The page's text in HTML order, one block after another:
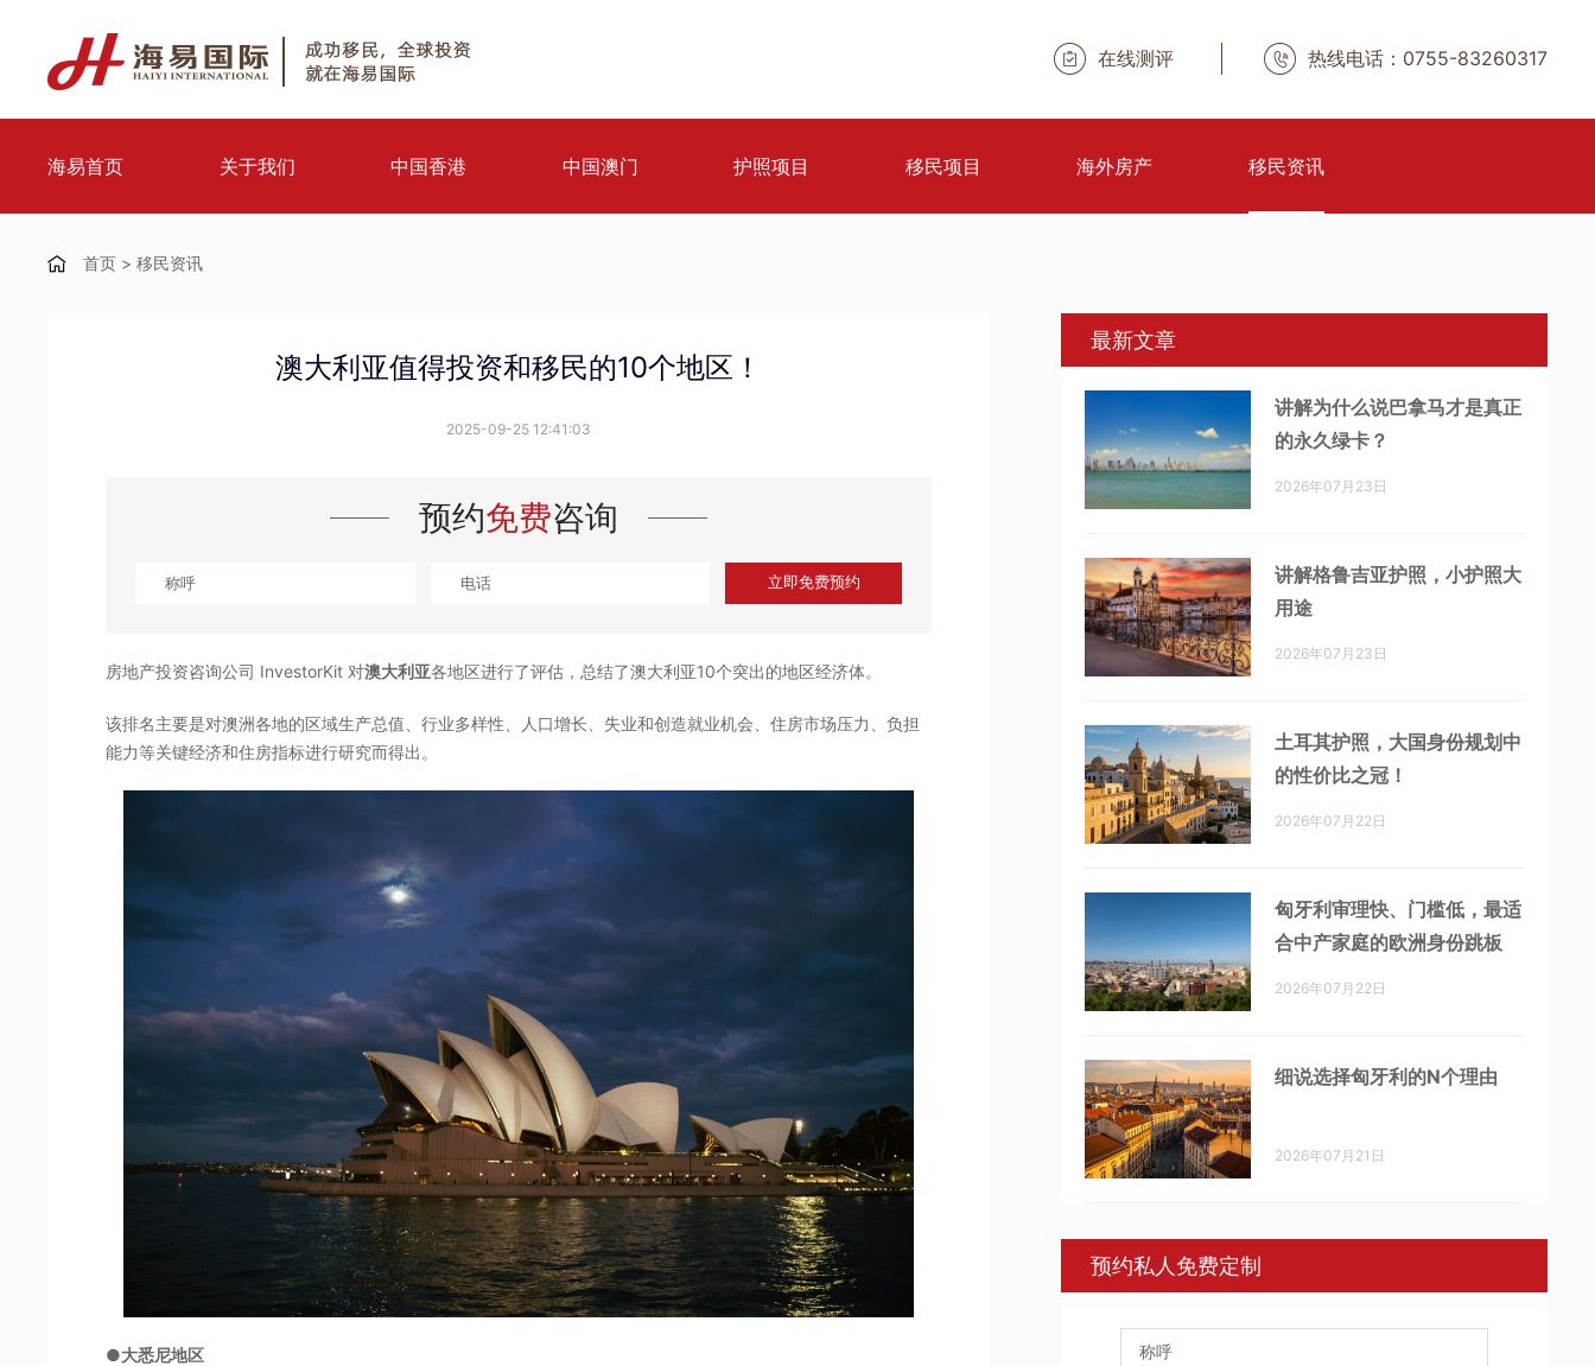
在线测评 热线电话：0755-83260317
海易首页 关于我们 中国香港 中国澳门 护照项目 移民项目 海外房产 移民资讯
首页 > 移民资讯
澳大利亚值得投资和移民的10个地区！
2025-09-25 12:41:03
预约免费咨询
立即免费预约
房地产投资咨询公司 InvestorKit 对澳大利亚各地区进行了评估，总结了澳大利亚10个突出的地区经济体。
该排名主要是对澳洲各地的区域生产总值、行业多样性、人口增长、失业和创造就业机会、住房市场压力、负担
能力等关键经济和住房指标进行研究而得出。
●大悉尼地区
最新文章
讲解为什么说巴拿马才是真正
的永久绿卡？
2026年07月23日
讲解格鲁吉亚护照，小护照大
用途
2026年07月23日
土耳其护照，大国身份规划中
的性价比之冠！
2026年07月22日
匈牙利审理快、门槛低，最适
合中产家庭的欧洲身份跳板
2026年07月22日
细说选择匈牙利的N个理由
2026年07月21日
预约私人免费定制